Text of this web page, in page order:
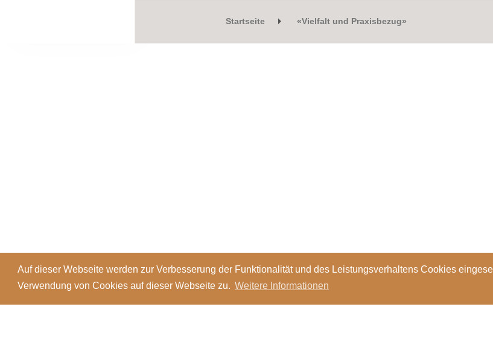
Auf dieser Webseite werden zur Verbesserung der Funktionalität und des Leistungsverhaltens Cookies
Verwendung von Cookies auf dieser Webseite zu. Weitere Informationen
Startseite «Vielfalt und Praxisbezug»